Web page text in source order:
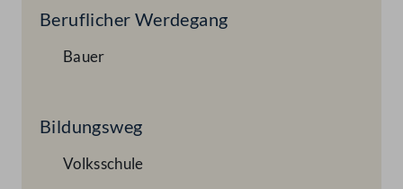
Beruflicher Werdegang
Bauer
Bildungsweg
Volksschule